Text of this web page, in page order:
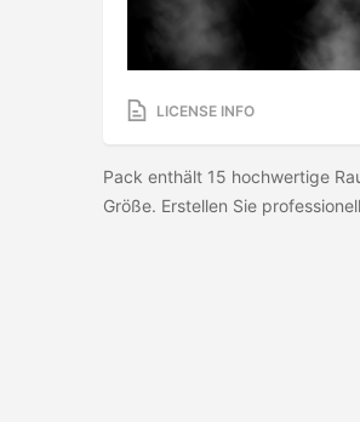
LICENSE INFO
Pack enthält 15 hochwertige
Größe. Erstellen Sie